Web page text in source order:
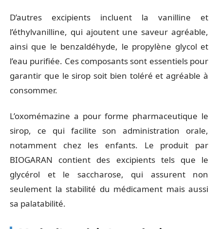
D’autres excipients incluent la vanilline et
l’éthylvanilline, qui ajoutent une saveur agréable,
ainsi que le benzaldéhyde, le propylène glycol et
l’eau purifiée. Ces composants sont essentiels pour
garantir que le sirop soit bien toléré et agréable à
consommer.
L’oxomémazine a pour forme pharmaceutique le
sirop, ce qui facilite son administration orale,
notamment chez les enfants. Le produit par
BIOGARAN contient des excipients tels que le
glycérol et le saccharose, qui assurent non
seulement la stabilité du médicament mais aussi
sa palatabilité.